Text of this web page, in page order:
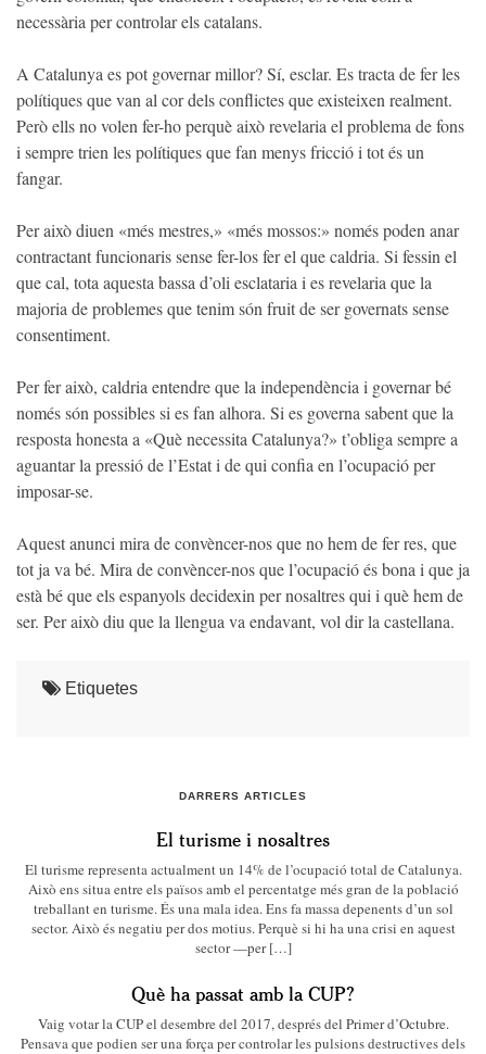
necessària per controlar els catalans.
A Catalunya es pot governar millor? Sí, esclar. Es tracta de fer les
polítiques que van al cor dels conflictes que existeixen realment.
Però ells no volen fer-ho perquè això revelaria el problema de fons
i sempre trien les polítiques que fan menys fricció i tot és un
fangar.
Per això diuen «més mestres,» «més mossos:» només poden anar
contractant funcionaris sense fer-los fer el que caldria. Si fessin el
que cal, tota aquesta bassa d’oli esclataria i es revelaria que la
majoria de problemes que tenim són fruit de ser governats sense
consentiment.
Per fer això, caldria entendre que la independència i governar bé
només són possibles si es fan alhora. Si es governa sabent que la
resposta honesta a «Què necessita Catalunya?» t’obliga sempre a
aguantar la pressió de l’Estat i de qui confia en l’ocupació per
imposar-se.
Aquest anunci mira de convèncer-nos que no hem de fer res, que
tot ja va bé. Mira de convèncer-nos que l’ocupació és bona i que ja
està bé que els espanyols decidexin per nosaltres qui i què hem de
ser. Per això diu que la llengua va endavant, vol dir la castellana.
Etiquetes
DARRERS ARTICLES
El turisme i nosaltres
El turisme representa actualment un 14% de l’ocupació total de Catalunya.
Això ens situa entre els països amb el percentatge més gran de la població
treballant en turisme. És una mala idea. Ens fa massa depenents d’un sol
sector. Això és negatiu per dos motius. Perquè si hi ha una crisi en aquest
sector —per […]
Què ha passat amb la CUP?
Vaig votar la CUP el desembre del 2017, després del Primer d’Octubre.
Pensava que podien ser una força per controlar les pulsions destructives dels